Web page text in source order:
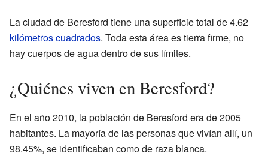
La ciudad de Beresford tiene una superficie total de 4.62
kilómetros cuadrados. Toda esta área es tierra firme, no
hay cuerpos de agua dentro de sus límites.
¿Quiénes viven en Beresford?
En el año 2010, la población de Beresford era de 2005
habitantes. La mayoría de las personas que vivían allí, un
98.45%, se identificaban como de raza blanca.